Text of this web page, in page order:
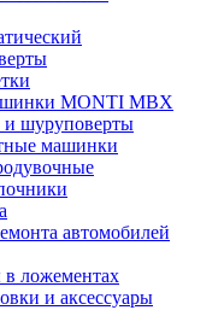
MONTI MBX
шуруповерты
машинки
автомобилей
ложементах
и аксессуары